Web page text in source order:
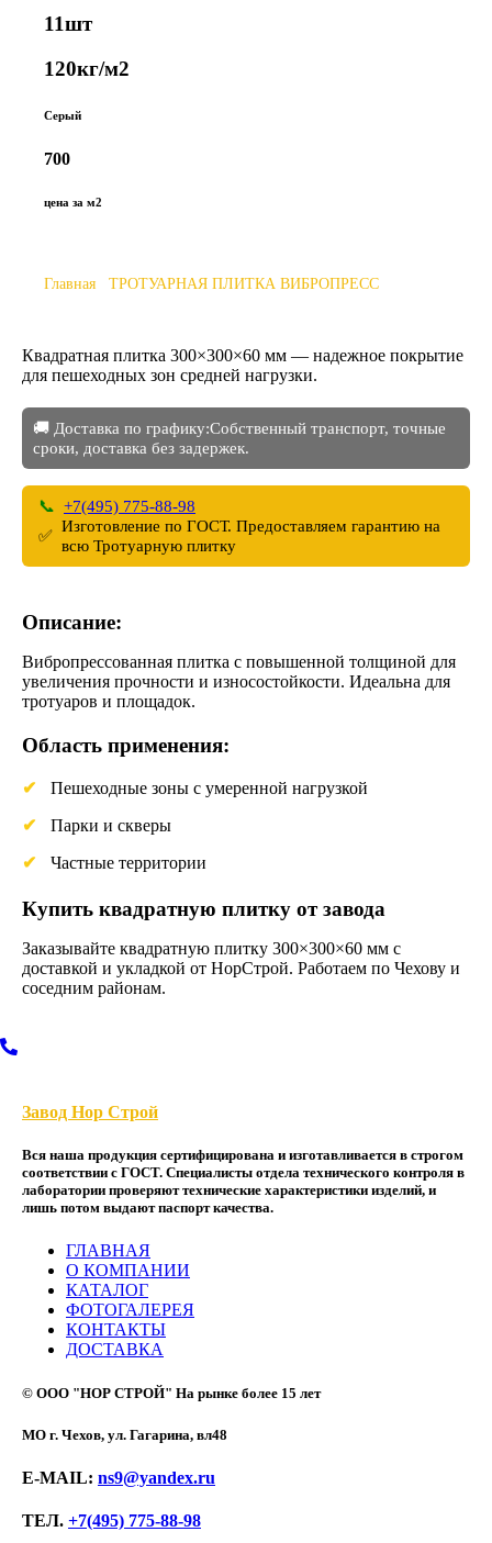
11шт
120кг/м2
Серый
700
цена за м2
Главная ТРОТУАРНАЯ ПЛИТКА ВИБРОПРЕСС
Квадратная плитка 300×300×60 мм — надежное покрытие
для пешеходных зон средней нагрузки.
🚚 Доставка по графику:Собственный транспорт, точные
сроки, доставка без задержек.
+7(495) 775-88-98
Изготовление по ГОСТ. Предоставляем гарантию на
всю Тротуарную плитку
Описание:
Вибропрессованная плитка с повышенной толщиной для
увеличения прочности и износостойкости. Идеальна для
тротуаров и площадок.
Область применения:
Пешеходные зоны с умеренной нагрузкой
Парки и скверы
Частные территории
Купить квадратную плитку от завода
Заказывайте квадратную плитку 300×300×60 мм с
доставкой и укладкой от НорСтрой. Работаем по Чехову и
соседним районам.
Завод Нор Строй
Вся наша продукция сертифицирована и изготавливается в строгом
соответствии с ГОСТ. Специалисты отдела технического контроля в
лаборатории проверяют технические характеристики изделий, и
лишь потом выдают паспорт качества.
ГЛАВНАЯ
О КОМПАНИИ
КАТАЛОГ
ФОТОГАЛЕРЕЯ
КОНТАКТЫ
ДОСТАВКА
© ООО "НОР СТРОЙ" На рынке более 15 лет
МО г. Чехов, ул. Гагарина, вл48
E-MAIL: ns9@yandex.ru
ТЕЛ. +7(495) 775-88-98